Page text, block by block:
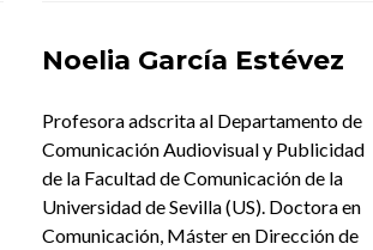
Noelia García Estévez
Profesora adscrita al Departamento de
Comunicación Audiovisual y Publicidad
de la Facultad de Comunicación de la
Universidad de Sevilla (US). Doctora en
Comunicación, Máster en Dirección de